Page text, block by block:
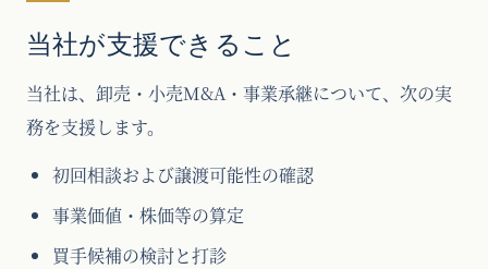
当社が支援できること
当社は、卸売・小売M&A・事業承継について、次の実
務を支援します。
初回相談および譲渡可能性の確認
事業価値・株価等の算定
買手候補の検討と打診